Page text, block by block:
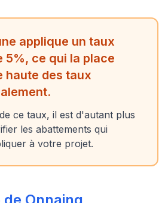
applique un taux
5%, ce qui la place
haute des taux
ce taux, il est d'autant plus
les abattements qui
à votre projet.